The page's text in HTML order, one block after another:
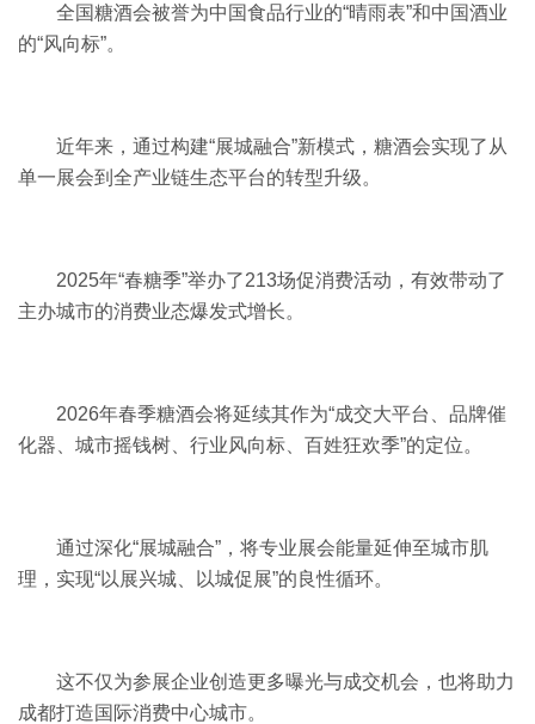
全国糖酒会被誉为中国食品行业的“晴雨表”和中国酒业
的“风向标”。
近年来，通过构建“展城融合”新模式，糖酒会实现了从
单一展会到全产业链生态平台的转型升级。
2025年“春糖季”举办了213场促消费活动，有效带动了
主办城市的消费业态爆发式增长。
2026年春季糖酒会将延续其作为“成交大平台、品牌催
化器、城市摇钱树、行业风向标、百姓狂欢季”的定位。
通过深化“展城融合”，将专业展会能量延伸至城市肌
理，实现“以展兴城、以城促展”的良性循环。
这不仅为参展企业创造更多曝光与成交机会，也将助力
成都打造国际消费中心城市。